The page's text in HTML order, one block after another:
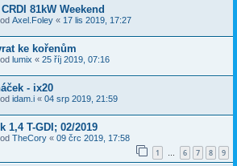
81kW Weekend
Axel.Foley « 17 lis 2019, 17:27
ke kořenům
lumix « 25 říj 2019, 07:16
- ix20
idam.i « 04 srp 2019, 21:59
1,4 T-GDI; 02/2019
TheCory « 09 črc 2019, 17:58
1 6 7 8 9